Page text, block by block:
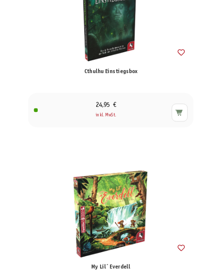
Cthulhu Einstiegsbox
24,95 €
inkl. MwSt.
My Lil´ Everdell